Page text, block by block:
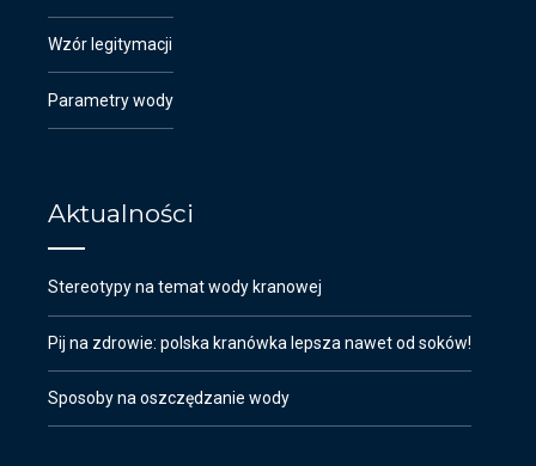
Wzór legitymacji
Parametry wody
Aktualności
Stereotypy na temat wody kranowej
Pij na zdrowie: polska kranówka lepsza nawet od soków!
Sposoby na oszczędzanie wody